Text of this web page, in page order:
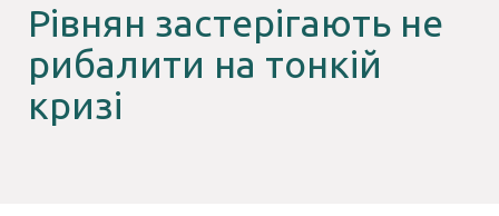
Рівнян застерігають не
рибалити на тонкій
кризі